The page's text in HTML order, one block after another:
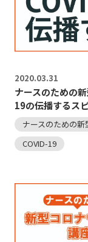
2020.03.31
ナースのための
19の伝播するス
ナースのための
COVID-19